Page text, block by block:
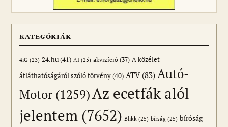
KATEGÓRIÁK
4iG (23) 24.hu(41) AI (25) akvizíció (37) A közélet
átláthatóságáról szóló törvény(40) ATV(83) Autó-
Motor (1259)Az ecetfák alól
jelentem (7652) Blikk (25) bírság (25) bíróság